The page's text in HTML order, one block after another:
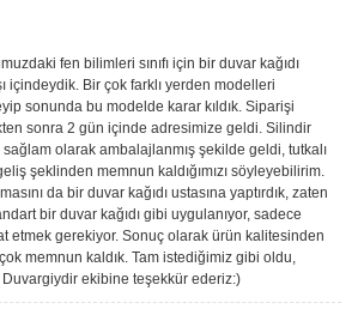
fen bilimleri sınıfı için bir duvar kağıdı
içindeydik. Bir çok farklı yerden modelleri
sonunda bu modelde karar kıldık. Siparişi
sonra 2 gün içinde adresimize geldi. Silindir
olarak ambalajlanmış şekilde geldi, tutkalı
şeklinden memnun kaldığımızı söyleyebilirim.
da bir duvar kağıdı ustasına yaptırdık, zaten
bir duvar kağıdı gibi uygulanıyor, sadece
etmek gerekiyor. Sonuç olarak ürün kalitesinden
memnun kaldık. Tam istediğimiz gibi oldu,
ekibine teşekkür ederiz:)